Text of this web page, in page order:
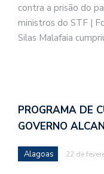
contra a prisão do
ministros do STF |
Silas Malafaia
PROGRAMA DE
GOVERNO
Alagoas 22 de